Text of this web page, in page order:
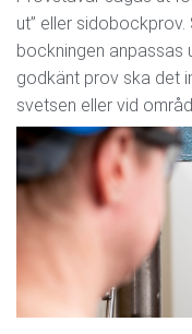
ut” eller
bockningen anpassas
godkänt prov ska det
svetsen eller vid